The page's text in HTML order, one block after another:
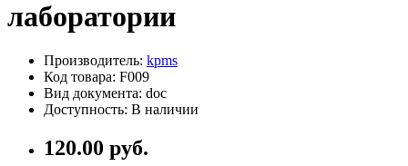
лаборатории
Производитель: kpms
Код товара: F009
Вид документа: doc
Доступность: В наличии
120.00 руб.